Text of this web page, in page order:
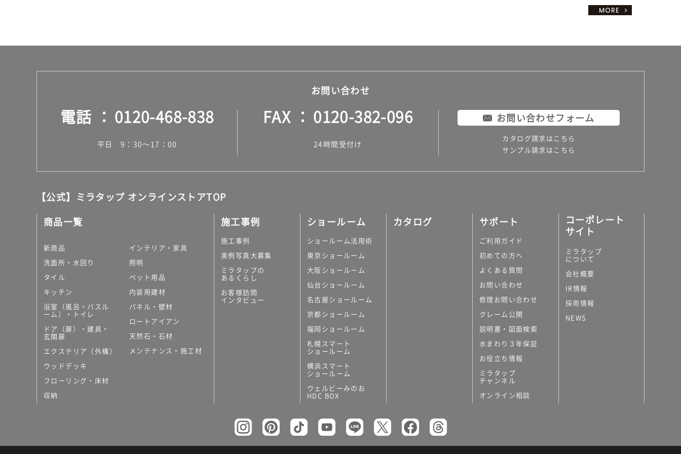
台
お問い合わせ
電話 0120-468-838
平日 9：30～17：00
FAX 0120-382-096
24時間受付け
お問い合わせフォーム
カタログ請求はこちら
サンプル請求はこちら
【公式】ミラタップ オンラインストアTOP
商品一覧
新商品
洗面所・水回り
タイル
キッチン
浴室（風呂・バスル
ーム）・トイレ
ドア（扉）・建具・
玄関扉
エクステリア（外構）
ウッドデッキ
フローリング・床材
収納
インテリア・家具
照明
ペット用品
内装用建材
パネル・壁材
ロートアイアン
天然石・石材
メンテナンス・施工材
施工事例
施工事例
実例写真大募集
ミラタップの
あるくらし
お客様訪問
インタビュー
ショールーム
ショールーム活用術
東京ショールーム
大阪ショールーム
仙台ショールーム
名古屋ショールーム
京都ショールーム
福岡ショールーム
札幌スマート
ショールーム
横浜スマート
ショールーム
ウェルビーみのお
HDC BOX
カタログ サポート
ご利用ガイド
初めての方へ
よくある質問
お問い合わせ
修理お問い合わせ
クレーム公開
説明書・図面検索
水まわり３年保証
お役立ち情報
ミラタップ
チャンネル
オンライン相談
コーポレート
サイト
ミラタップ
について
会社概要
IR情報
採用情報
NEWS